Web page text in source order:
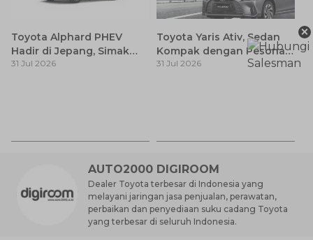
Toyota Alphard PHEV
Hadir di Jepang, Simak
Pembaruan dan Fitur
31 Jul 2026
Toyota Yaris Ativ, Sedan
Kompak dengan Pesona
Modern
31 Jul 2026
AUTO2000 DIGIROOM
Dealer Toyota terbesar di Indonesia yang
melayani jaringan jasa penjualan, perawatan,
perbaikan dan penyediaan suku cadang Toyota
yang terbesar di seluruh Indonesia.
×